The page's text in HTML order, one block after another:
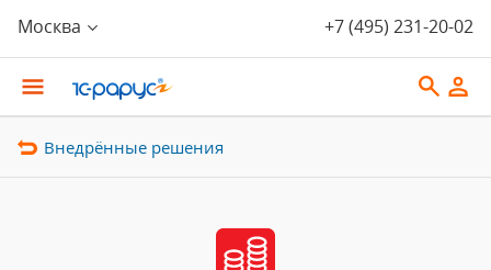
Москва +7 (495) 231-20-02
Внедрённые решения